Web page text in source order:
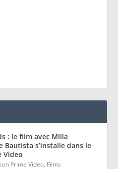
: le film avec Milla
Bautista s’installe dans le
Video
Prime Video, Films